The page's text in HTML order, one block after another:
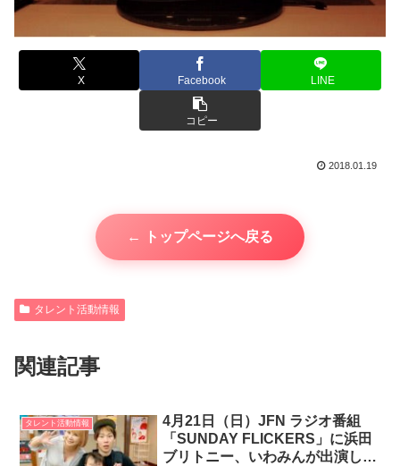
X Facebook LINE
コピー
2018.01.19
← トップページへ戻る
タレント活動情報
関連記事
タレント活動情報
4月21日（日）JFN ラジオ番組
「SUNDAY FLICKERS」に浜田
ブリトニー、いわみんが出演しま